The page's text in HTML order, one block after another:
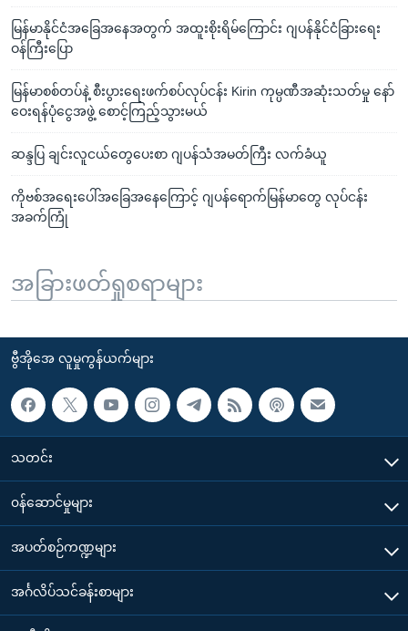
မြန်မာနိုင်ငံအခြေအနေအတွက် အထူးစိုးရိမ်ကြောင်း ဂျပန်နိုင်ငံခြားရေး
ဝန်ကြီးပြော
မြန်မာစစ်တပ်နဲ့ စီးပွားရေးဖက်စပ်လုပ်ငန်း Kirin ကုမ္ပဏီအဆုံးသတ်မှု နော်
ဝေးရန်ပုံငွေအဖွဲ့ စောင့်ကြည့်သွားမယ်
ဆန္ဒပြ ချင်းလူငယ်တွေပေးစာ ဂျပန်သံအမတ်ကြီး လက်ခံယူ
ကိုဗစ်အရေးပေါ်အခြေအနေကြောင့် ဂျပန်ရောက်မြန်မာတွေ လုပ်ငန်း
အခက်ကြုံ
အခြားဖတ်ရှုစရာများ
ဗွီအိုအေ လူမှုကွန်ယက်များ
သတင်း
၀န်ဆောင်မှုများ
အပတ်စဉ်ကဏ္ဍများ
အင်္ဂလိပ်သင်ခန်းစာများ